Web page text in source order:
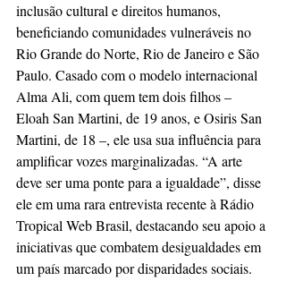
inclusão cultural e direitos humanos,
beneficiando comunidades vulneráveis no
Rio Grande do Norte, Rio de Janeiro e São
Paulo. Casado com o modelo internacional
Alma Ali, com quem tem dois filhos –
Eloah San Martini, de 19 anos, e Osiris San
Martini, de 18 –, ele usa sua influência para
amplificar vozes marginalizadas. “A arte
deve ser uma ponte para a igualdade”, disse
ele em uma rara entrevista recente à Rádio
Tropical Web Brasil, destacando seu apoio a
iniciativas que combatem desigualdades em
um país marcado por disparidades sociais.